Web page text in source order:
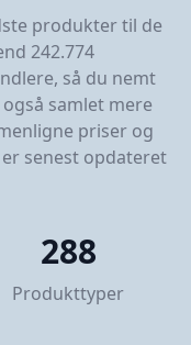
produkter til de
242.774
så du nemt
samlet mere
priser og
senest opdateret
288
Produkttyper